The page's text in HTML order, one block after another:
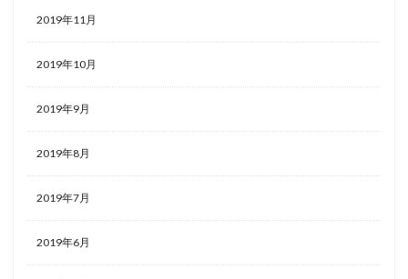
2019年11月
2019年10月
2019年9月
2019年8月
2019年7月
2019年6月